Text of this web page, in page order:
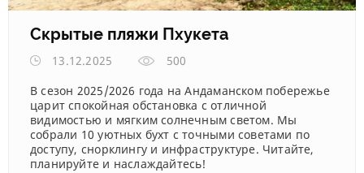
Скрытые пляжи Пхукета
13.12.2025
500
В сезон 2025/2026 года на Андаманском побережье
царит спокойная обстановка с отличной
видимостью и мягким солнечным светом. Мы
собрали 10 уютных бухт с точными советами по
доступу, снорклингу и инфраструктуре. Читайте,
планируйте и наслаждайтесь!